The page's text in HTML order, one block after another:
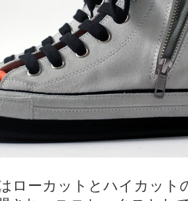
ローカットとハイカット